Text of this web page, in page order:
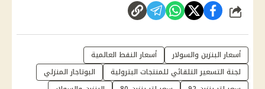
شارك
أسعار البنزين والسولار
أسعار النفط العالمية
لجنة التسعير التلقائي للمنتجات البترولية
البوتاجاز المنزلي